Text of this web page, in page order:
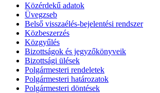
Közérdekű adatok
Üvegzseb
Belső visszaélés-bejelentési rendszer
Közbeszerzés
Közgyűlés
Bizottságok és jegyzőkönyveik
Bizottsági ülések
Polgármesteri rendeletek
Polgármesteri határozatok
Polgármesteri döntések